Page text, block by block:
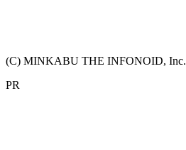
(C) MINKABU THE INFONOID, Inc.
PR